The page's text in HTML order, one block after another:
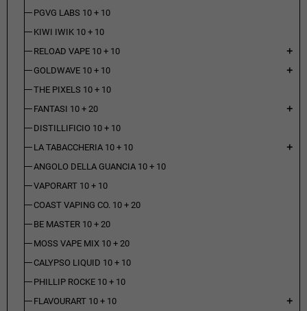
PGVG LABS 10 + 10
KIWI IWIK 10 + 10
RELOAD VAPE 10 + 10
add
GOLDWAVE 10 + 10 add
THE PIXELS 10 + 10
FANTASI 10 + 20
add
DISTILLIFICIO 10 + 10
LA TABACCHERIA 10 + 10
add
ANGOLO DELLA GUANCIA 10 + 10
VAPORART 10 + 10
COAST VAPING CO. 10 + 20
BE MASTER 10 + 20
MOSS VAPE MIX 10 + 20
CALYPSO LIQUID 10 + 10
PHILLIP ROCKE 10 + 10
FLAVOURART 10 + 10
add